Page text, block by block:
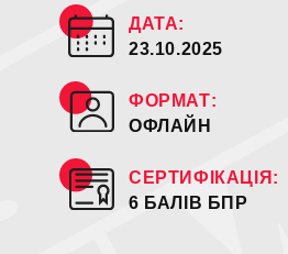
ДАТА:
23.10.2025
ФОРМАТ:
ОФЛАЙН
СЕРТИФІКАЦІЯ:
6 БАЛІВ БПР